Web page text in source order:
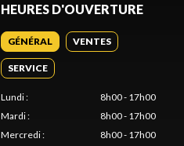
HEURES D'OUVERTURE
GÉNÉRAL VENTES
SERVICE
Lundi:
8h00 - 17h00
Mardi:
8h00 - 17h00
Mercredi:
8h00 - 17h00